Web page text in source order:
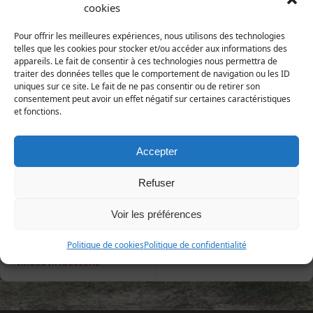
cookies
Pour offrir les meilleures expériences, nous utilisons des technologies
telles que les cookies pour stocker et/ou accéder aux informations des
appareils. Le fait de consentir à ces technologies nous permettra de
traiter des données telles que le comportement de navigation ou les ID
uniques sur ce site. Le fait de ne pas consentir ou de retirer son
consentement peut avoir un effet négatif sur certaines caractéristiques
et fonctions.
Accepter
Refuser
Voir les préférences
Politique de cookiesPolitique de confidentialité
Animalia | Eumetazoa | Arthropoda | Hexapoda |
Insecta | Coleoptera | Cerambycidae
Répartition et statut
Europe : large répartition
France : toute la France
rare sur le littoral
Agapanthia
villosoviridescens
Anaglyptus mysticus